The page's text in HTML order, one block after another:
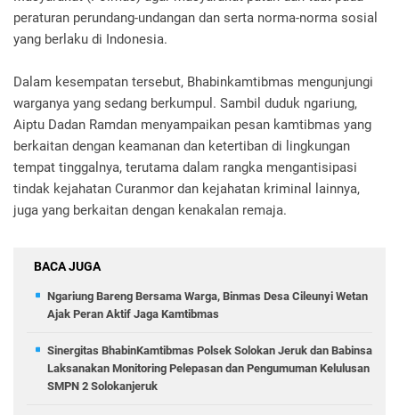
peraturan perundang-undangan dan serta norma-norma sosial
yang berlaku di Indonesia.
Dalam kesempatan tersebut, Bhabinkamtibmas mengunjungi
warganya yang sedang berkumpul. Sambil duduk ngariung,
Aiptu Dadan Ramdan menyampaikan pesan kamtibmas yang
berkaitan dengan keamanan dan ketertiban di lingkungan
tempat tinggalnya, terutama dalam rangka mengantisipasi
tindak kejahatan Curanmor dan kejahatan kriminal lainnya,
juga yang berkaitan dengan kenakalan remaja.
BACA JUGA
Ngariung Bareng Bersama Warga, Binmas Desa Cileunyi Wetan
Ajak Peran Aktif Jaga Kamtibmas
Sinergitas BhabinKamtibmas Polsek Solokan Jeruk dan Babinsa
Laksanakan Monitoring Pelepasan dan Pengumuman Kelulusan
SMPN 2 Solokanjeruk